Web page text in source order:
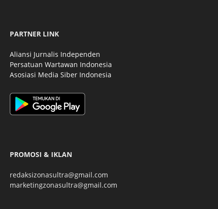
PARTNER LINK
Aliansi Jurnalis Independen
Persatuan Wartawan Indonesia
Asosiasi Media Siber Indonesia
PROMOSI & IKLAN
redaksizonasultra@gmail.com
marketingzonasultra@gmail.com